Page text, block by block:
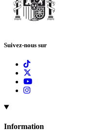
Suivez-nous sur
Information